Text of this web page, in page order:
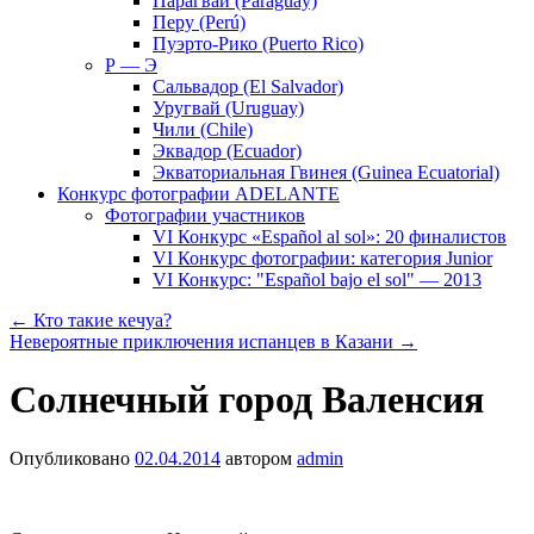
Перу (Perú)
Пуэрто-Рико (Puerto Rico)
Р — Э
Сальвадор (El Salvador)
Уругвай (Uruguay)
Чили (Chile)
Эквадор (Ecuador)
Экваториальная Гвинея (Guinea Ecuatorial)
Конкурс фотографии ADELANTE
Фотографии участников
VI Конкурс «Español al sol»: 20 финалистов
VI Конкурс фотографии: категория Junior
VI Конкурс: "Español bajo el sol" — 2013
← Кто такие кечуа?
Невероятные приключения испанцев в Казани →
Солнечный город Валенсия
Опубликовано 02.04.2014 автором admin